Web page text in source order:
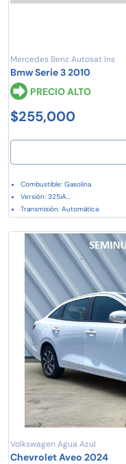
Mercedes Benz Autosat Ins
Bmw Serie 3 2010
PRECIO ALTO
$255,000
Combustible: Gasolina
Versión: 325iA...
Transmisión: Automática
Volkswagen Agua Azul
Chevrolet Aveo 2024